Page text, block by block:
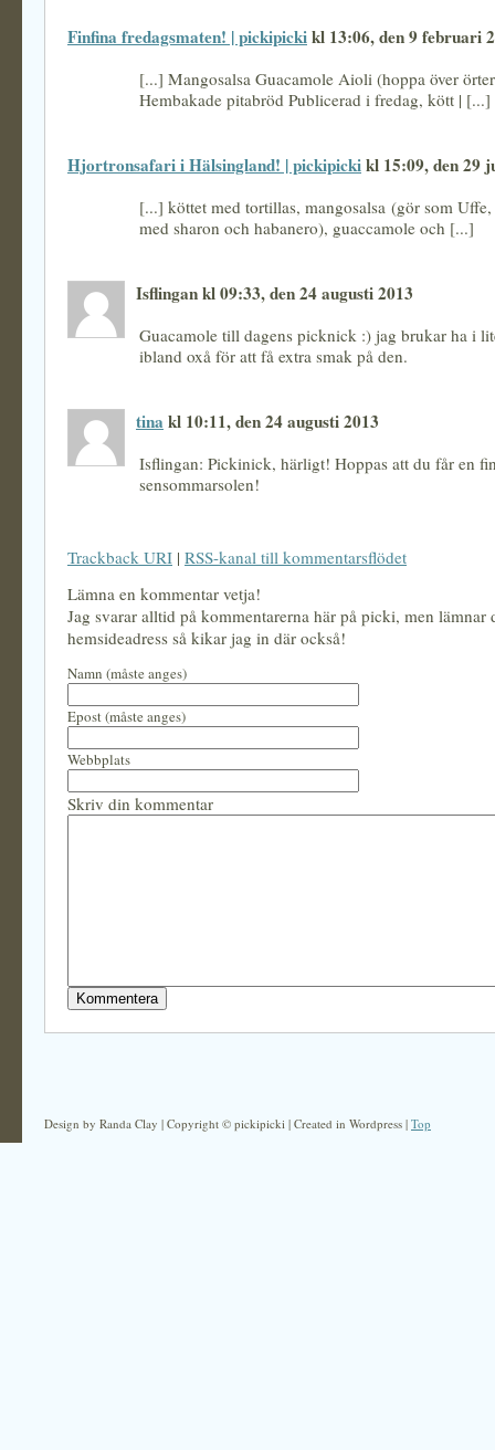
Finfina fredagsmaten! | pickipickikl 13:06, den 9 februari
[...] Mangosalsa Guacamole Aioli (hoppa över
Hembakade pitabröd Publicerad i fredag, kött | [...]
Hjortronsafari i Hälsingland! | pickipickikl 15:09, den 29
[...] köttet med tortillas, mangosalsa (gör som
med sharon och habanero), guaccamole och [...]
Isflingan kl 09:33, den 24 augusti 2013
Guacamole till dagens picknick :) jag brukar ha i
ibland oxå för att få extra smak på den.
tina kl 10:11, den 24 augusti 2013
Isflingan: Pickinick, härligt! Hoppas att du får en
sensommarsolen!
Trackback URI | RSS-kanal till kommentarsflödet
Lämna en kommentar vetja!
Jag svarar alltid på kommentarerna här på picki, men lämnar
hemsideadress så kikar jag in där också!
Namn (måste anges)
Epost (måste anges)
Webbplats
Skriv din kommentar
Design by Randa Clay | Copyright © pickipicki | Created in Wordpress | Top